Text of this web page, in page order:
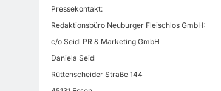
Pressekontakt:
Redaktionsbüro Neuburger Fleischlos GmbH:
c/o Seidl PR & Marketing GmbH
Daniela Seidl
Rüttenscheider Straße 144